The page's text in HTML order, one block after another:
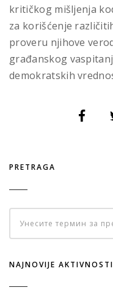
kritičkog mišljenja
za korišćenje
proveru njihove
građanskog
demokratskih
PRETRAGA
NAJNOVIJE AKTIVNOSTI